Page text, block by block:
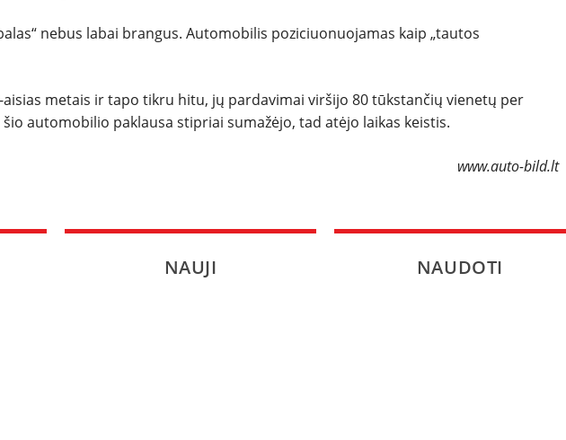
PATARIMAI
nebus labai brangus. Automobilis poziciuonuojamas kaip „tautos
aisias metais ir tapo tikru hitu, jų pardavimai viršijo 80 tūkstančių vienetų per
automobilio paklausa stipriai sumažėjo, tad atėjo laikas keistis.
www.auto-bild.lt
NAUJI NAUDOTI